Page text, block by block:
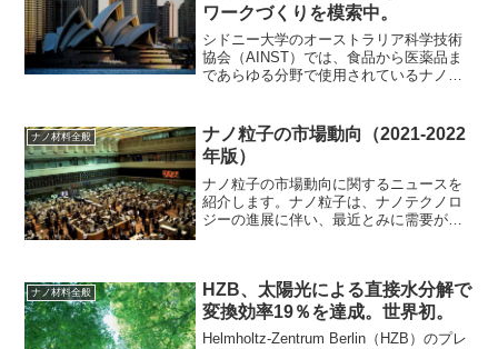
ワークづくりを模索中。
シドニー大学のオーストラリア科学技術
協会（AINST）では、食品から医薬品ま
であらゆる分野で使用されているナノ粒
て、AINSTの保健医学テーマリーダー
で、ナノ粒子安全性...
ナノ材料全般
ナノ粒子の市場動向（2021-2022
年版）
ナノ粒子の市場動向に関するニュースを
紹介します。ナノ粒子は、ナノテクノロ
ジーの進展に伴い、最近とみに需要が高
存在で、世界GDPの成長...
ナノ材料全般
HZB、太陽光による直接水分解で
変換効率19％を達成。世界初。
Helmholtz-Zentrum Berlin（HZB）のプレ